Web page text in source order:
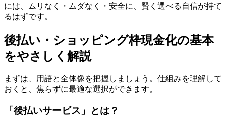
には、ムリなく・ムダなく・安全に、賢く選べる自信が持て
るはずです。
後払い・ショッピング枠現金化の基本
をやさしく解説
まずは、用語と全体像を把握しましょう。仕組みを理解して
おくと、焦らずに最適な選択ができます。
「後払いサービス」とは？